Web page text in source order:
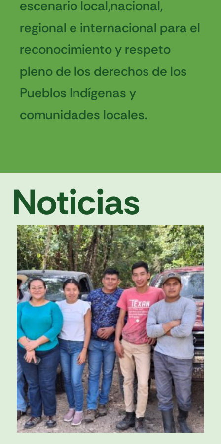
escenario local,nacional,
regional e internacional para el
reconocimiento y respeto
pleno de los derechos de los
Pueblos Indígenas y
comunidades locales.
Noticias